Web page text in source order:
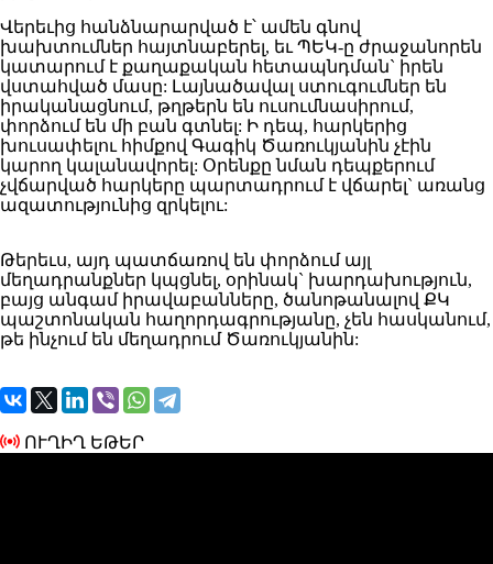
Վերեւից հանձնարարված է՝ ամեն գնով
խախտումներ հայտնաբերել, եւ ՊԵԿ-ը ժրաջանորեն
կատարում է քաղաքական հետապնդման` իրեն
վստահված մասը: Լայնածավալ ստուգումներ են
իրականացնում, թղթերն են ուսումնասիրում,
փորձում են մի բան գտնել: Ի դեպ, հարկերից
խուսափելու հիմքով Գագիկ Ծառուկյանին չէին
կարող կալանավորել: Օրենքը նման դեպքերում
չվճարված հարկերը պարտադրում է վճարել` առանց
ազատությունից զրկելու:
Թերեւս, այդ պատճառով են փորձում այլ
մեղադրանքներ կպցնել, օրինակ` խարդախություն,
բայց անգամ իրավաբանները, ծանոթանալով ՔԿ
պաշտոնական հաղորդագրությանը, չեն հասկանում,
թե ինչում են մեղադրում Ծառուկյանին:
ՈՒՂԻՂ ԵԹԵՐ